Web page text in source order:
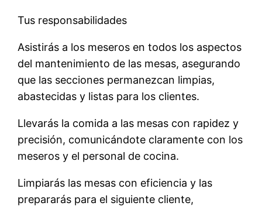
Tus responsabilidades
Asistirás a los meseros en todos los aspectos
del mantenimiento de las mesas, asegurando
que las secciones permanezcan limpias,
abastecidas y listas para los clientes.
Llevarás la comida a las mesas con rapidez y
precisión, comunicándote claramente con los
meseros y el personal de cocina.
Limpiarás las mesas con eficiencia y las
prepararás para el siguiente cliente,